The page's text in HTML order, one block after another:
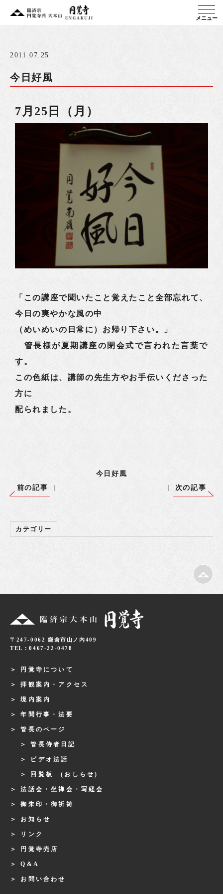
メニュー
2011.07.25
今日好風
7月25日（月）
「この講座で聞いたこと覚えたこと全部忘れて、
今日の爽やかな風の中
（めいめいの日常に）お帰り下さい。」
管長様が夏期講座の閉会式で言われた言葉で
す。
この色紙は、講師の先生方やお手伝いくださった
方に
配られました。
今日好風
前の記事
次の記事
カテゴリー
〒247-0062 鎌倉市山ノ内409
TEL：0467-22-0478
円覚寺について
拝観案内・アクセス
境内案内
年間行事・法要
管長のページ
管長侍者日記
ビデオ法話
回覧板 (おしらせ)
法話会・坐禅会・写経会
御朱印・御祈祷
お知らせ
リンク
円覚寺売店
Q&A
お問い合わせ